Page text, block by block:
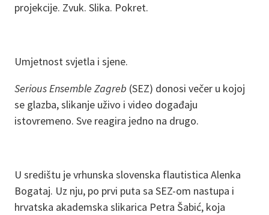
projekcije. Zvuk. Slika. Pokret.
Umjetnost svjetla i sjene.
Serious Ensemble Zagreb (SEZ) donosi večer u kojoj
se glazba, slikanje uživo i video događaju
istovremeno. Sve reagira jedno na drugo.
U središtu je vrhunska slovenska flautistica Alenka
Bogataj. Uz nju, po prvi puta sa SEZ-om nastupa i
hrvatska akademska slikarica Petra Šabić, koja